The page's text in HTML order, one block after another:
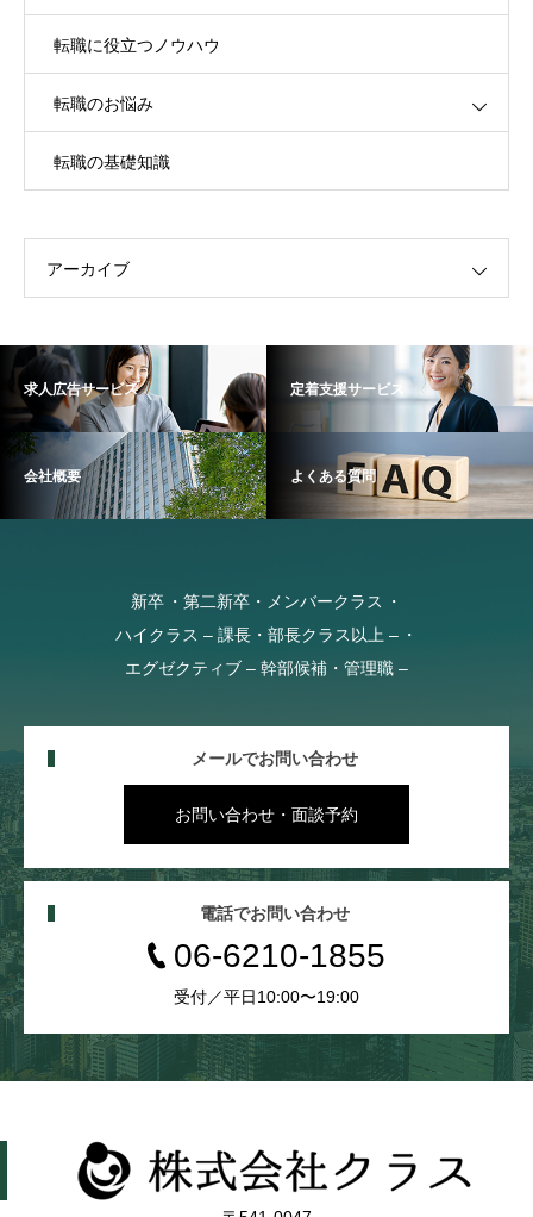
転職に役立つノウハウ
転職のお悩み
転職の基礎知識
アーカイブ
求人広告サービス 定着支援サービス
会社概要 よくある質問
新卒
第二新卒・メンバークラス
ハイクラス – 課長・部長クラス以上 –
エグゼクティブ – 幹部候補・管理職 –
メールでお問い合わせ
お問い合わせ・面談予約
電話でお問い合わせ
06-6210-1855
受付／平日10:00〜19:00